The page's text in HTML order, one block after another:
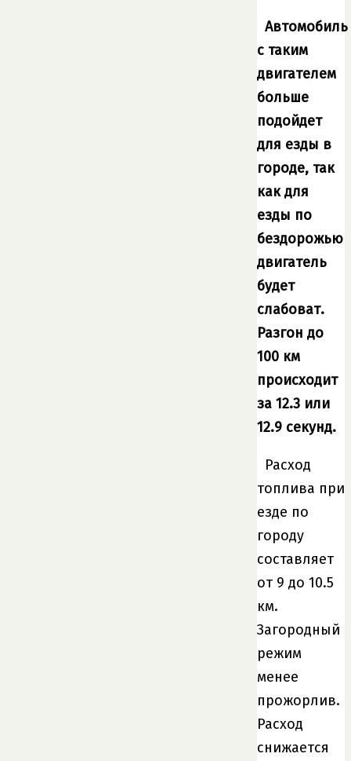
Автомобиль
с таким
двигателем
больше
подойдет
для езды в
городе, так
как для
езды по
бездорожью
двигатель
будет
слабоват.
Разгон до
100 км
происходит
за 12.3 или
12.9 секунд.
Расход
топлива при
езде по
городу
составляет
от 9 до 10.5
км.
Загородный
режим
менее
прожорлив.
Расход
снижается